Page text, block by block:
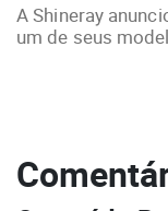
A Shineray
um de seus